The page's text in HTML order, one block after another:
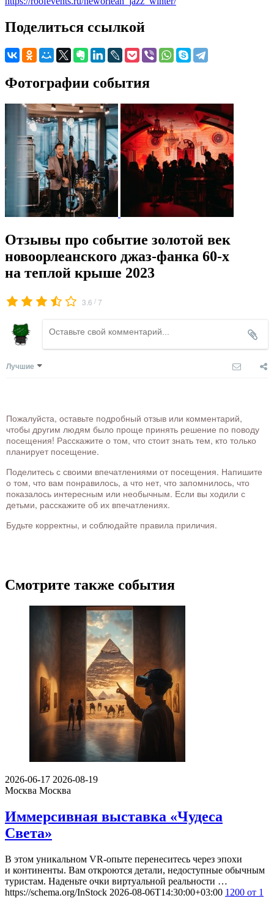
Поделиться ссылкой
Фотографии события
Отзывы про событие золотой век
новоорлеанского джаз-фанка 60-х
на теплой крыше 2023
3.6 /7
Лучшие
Пожалуйста, оставьте подробный отзыв или комментарий,
чтобы другим людям было проще принять решение по поводу
посещения! Расскажите о том, что стоит знать тем, кто только
планирует посещение.
Поделитесь с своими впечатлениями от посещения. Напишите
о том, что вам понравилось, а что нет, что запомнилось, что
показалось интересным или необычным. Если вы ходили с
детьми, расскажите об их впечатлениях.
Будьте корректны, и соблюдайте правила приличия.
Смотрите также события
2026-06-17 2026-08-19
Москва Москва
Иммерсивная выставка «Чудеса
Света»
В этом уникальном VR-опыте перенеситесь через эпохи
и континенты. Вам откроются детали, недоступные обычным
туристам. Наденьте очки виртуальной реальности …
https://schema.org/InStock 2026-08-06T14:30:00+03:00 1200 от 1